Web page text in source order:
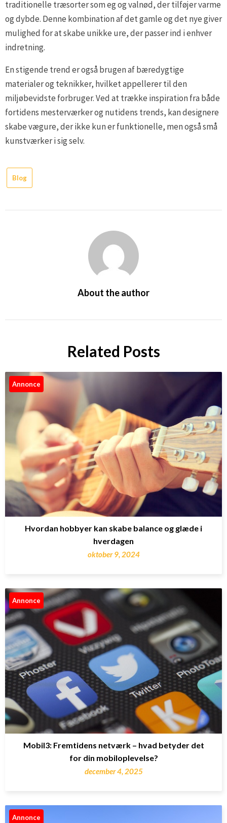
traditionelle træsorter som eg og valnød, der tilføjer varme
og dybde. Denne kombination af det gamle og det nye giver
mulighed for at skabe unikke ure, der passer ind i enhver
indretning.
En stigende trend er også brugen af bæredygtige
materialer og teknikker, hvilket appellerer til den
miljøbevidste forbruger. Ved at trække inspiration fra både
fortidens mesterværker og nutidens trends, kan designere
skabe vægure, der ikke kun er funktionelle, men også små
kunstværker i sig selv.
Blog
About the author
Related Posts
Annonce
Hvordan hobbyer kan skabe balance og glæde i
hverdagen
oktober 9, 2024
Annonce
Mobil3: Fremtidens netværk – hvad betyder det
for din mobiloplevelse?
december 4, 2025
Annonce